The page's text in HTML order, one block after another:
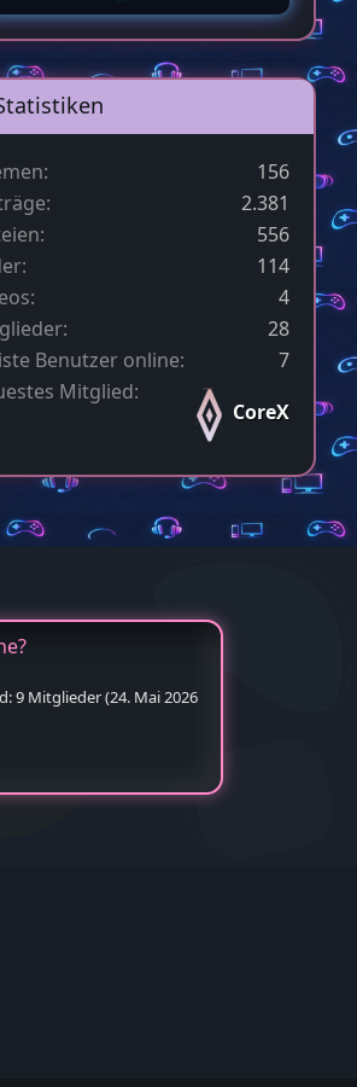
156
2.381
556
114
4
28
Benutzer online
7
Mitglied
CoreX
9 Mitglieder (24. Mai 2026